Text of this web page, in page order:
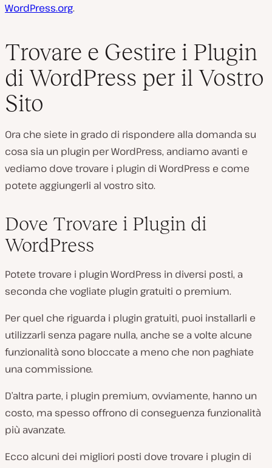
WordPress.org.
Trovare e Gestire i Plugin
di WordPress per il Vostro
Sito
Ora che siete in grado di rispondere alla domanda su
cosa sia un plugin per WordPress, andiamo avanti e
vediamo dove trovare i plugin di WordPress e come
potete aggiungerli al vostro sito.
Dove Trovare i Plugin di
WordPress
Potete trovare i plugin WordPress in diversi posti, a
seconda che vogliate plugin gratuiti o premium.
Per quel che riguarda i plugin gratuiti, puoi installarli e
utilizzarli senza pagare nulla, anche se a volte alcune
funzionalità sono bloccate a meno che non paghiate
una commissione.
D’altra parte, i plugin premium, ovviamente, hanno un
costo, ma spesso offrono di conseguenza funzionalità
più avanzate.
Ecco alcuni dei migliori posti dove trovare i plugin di